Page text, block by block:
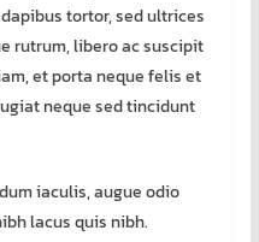
tortor, sed ultrices
rutrum, libero ac suscipit
et porta neque felis et
neque sed tincidunt
iaculis, augue odio
lacus quis nibh.